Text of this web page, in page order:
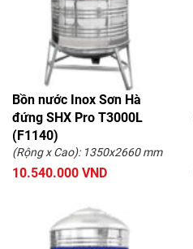
Bồn nước Inox Sơn Hà
đứng SHX Pro T3000L
(F1140)
(Rộng x Cao): 1350x2660 mm
10.540.000 VND